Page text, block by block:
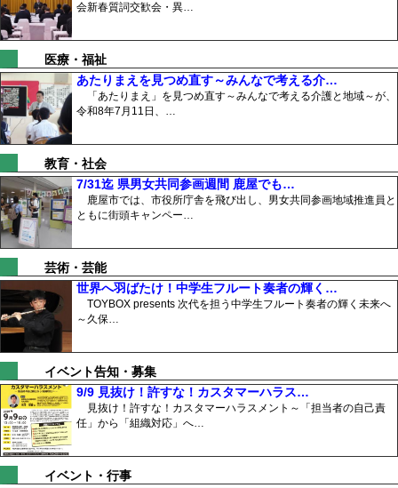
会新春質詞交歓会・異…
医療・福祉
あたりまえを見つめ直す～みんなで考える介…
「あたりまえ」を見つめ直す～みんなで考える介護と地域～が、
令和8年7月11日、…
教育・社会
7/31迄 県男女共同参画週間 鹿屋でも…
鹿屋市では、市役所庁舎を飛び出し、男女共同参画地域推進員と
ともに街頭キャンペー…
芸術・芸能
世界へ羽ばたけ！中学生フルート奏者の輝く…
TOYBOX presents 次代を担う中学生フルート奏者の輝く未来へ
～久保…
イベント告知・募集
9/9 見抜け！許すな！カスタマーハラス…
見抜け！許すな！カスタマーハラスメント～「担当者の自己責
任」から「組織対応」へ…
イベント・行事